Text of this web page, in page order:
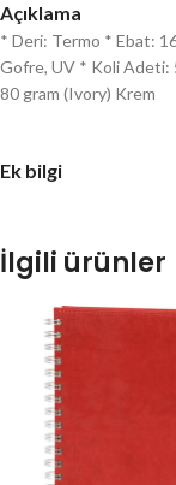
Açıklama
* Deri: Termo * Ebat:
Gofre, UV * Koli Adeti:
80 gram (Ivory) Krem
Ek bilgi
İlgili ürünler